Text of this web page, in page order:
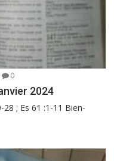
0
2024
28 ; Es 61 :1-11 Bien-